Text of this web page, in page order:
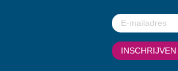
E-
mailadres